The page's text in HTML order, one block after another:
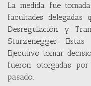
La medida fue
facultades
Desregulación y
Sturzenegger.
Ejecutivo tomar
fueron otorgadas
pasado.